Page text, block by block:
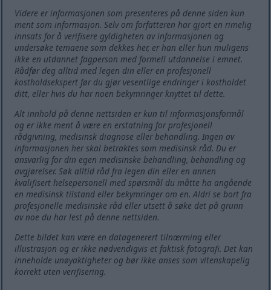
Videre er informasjonen som presenteres på denne siden kun
ment som informasjon. Selv om forfatteren har gjort en rimelig
innsats for å verifisere gyldigheten av informasjonen og
undersøke temaene som dekkes her, er han eller hun muligens
ikke en utdannet fagperson med formell utdannelse i emnet.
Rådfør deg alltid med legen din eller en profesjonell
kostholdsekspert før du gjør vesentlige endringer i kostholdet
ditt, eller hvis du har noen bekymringer knyttet til dette.
Alt innhold på denne nettsiden er kun til informasjonsformål
og er ikke ment å være en erstatning for profesjonell
rådgivning, medisinsk diagnose eller behandling. Ingen av
informasjonen her skal betraktes som medisinsk råd. Du er
ansvarlig for din egen medisinske behandling, behandling og
avgjørelser. Søk alltid råd fra legen din eller en annen
kvalifisert helsepersonell med spørsmål du måtte ha angående
en medisinsk tilstand eller bekymringer om en. Aldri se bort fra
profesjonelle medisinske råd eller utsett å søke det på grunn
av noe du har lest på denne nettsiden.
Dette bildet kan være en datagenerert tilnærming eller
illustrasjon og er ikke nødvendigvis et faktisk fotografi. Det kan
inneholde unøyaktigheter og bør ikke anses som vitenskapelig
korrekt uten verifisering.